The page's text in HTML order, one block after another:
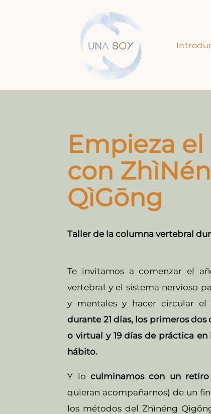
Empieza
con
QìGōng
Taller de la columna vertebral
Te invitamos a comenzar el
vertebral y el sistema nervioso
y mentales y hacer circular el
durante 21 días, los primeros
o virtual y 19 días de práctica
hábito.
Y loculminamos con un retiro
quieran acompañarnos) de un
los métodos del Zhìnéng